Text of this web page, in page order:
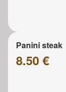
Panini steak
8.50 €